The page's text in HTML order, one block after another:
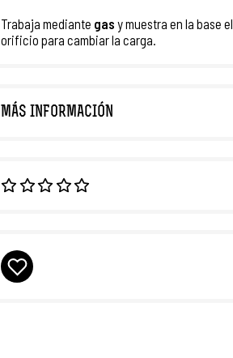
Trabaja mediante gas y muestra en la base el
orificio para cambiar la carga.
MÁS INFORMACIÓN